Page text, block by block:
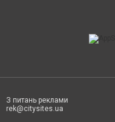
З питань реклами
rek@citysites.ua